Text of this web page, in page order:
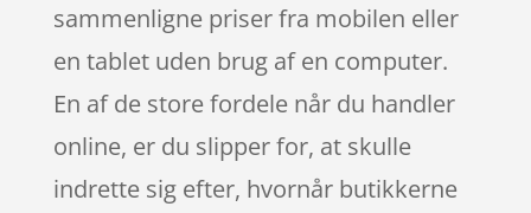
sammenligne priser fra mobilen eller
en tablet uden brug af en computer.
En af de store fordele når du handler
online, er du slipper for, at skulle
indrette sig efter, hvornår butikkerne